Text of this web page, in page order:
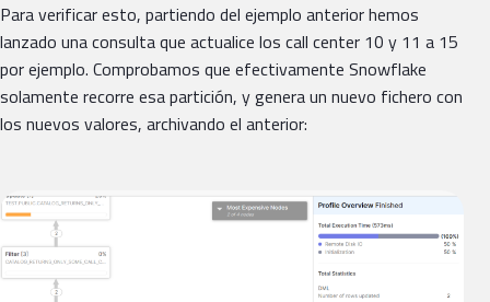
Para verificar esto, partiendo del ejemplo anterior hemos
lanzado una consulta que actualice los call center 10 y 11 a 15
por ejemplo. Comprobamos que efectivamente Snowflake
solamente recorre esa partición, y genera un nuevo fichero con
los nuevos valores, archivando el anterior: